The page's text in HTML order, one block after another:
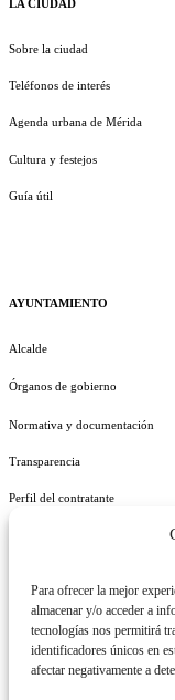
Para ofrecer la mejor
almacenar y/o acceder a
tecnologías nos permitirá
identificadores únicos en
afectar negativamente a
LA CIUDAD
Sobre la ciudad
Teléfonos de interés
Agenda urbana de Mérida
Cultura y festejos
Guía útil
AYUNTAMIENTO
Alcalde
Órganos de gobierno
Normativa y documentación
Transparencia
Perfil del contratante